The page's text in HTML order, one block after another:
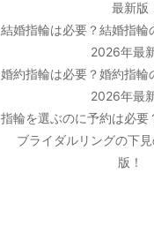
最新版
結婚指輪は必要？結婚指輪
2026年最
婚約指輪は必要？婚約指輪
2026年最
指輪を選ぶのに予約は必要
ブライダルリングの下
版！